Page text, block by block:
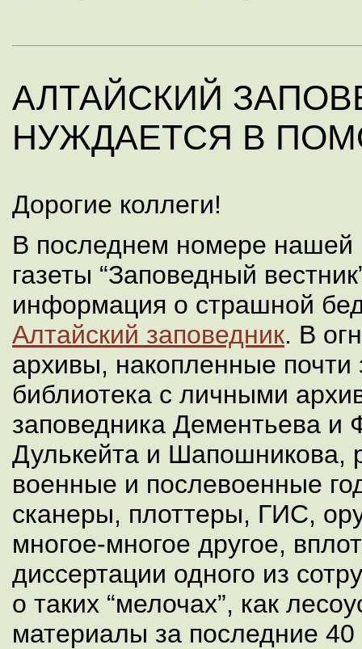
АЛТАЙСКИЙ
НУЖДАЕТСЯ В
Дорогие коллеги!
В последнем номере нашей
газеты “Заповедный
информация о страшной
Алтайский заповедник. В
архивы, накопленные почти
библиотека с личными
заповедника Дементьева и
Дулькейта и Шапошникова,
военные и послевоенные
сканеры, плоттеры, ГИС,
многое-многое другое,
диссертации одного из
о таких “мелочах”, как
материалы за последние 40